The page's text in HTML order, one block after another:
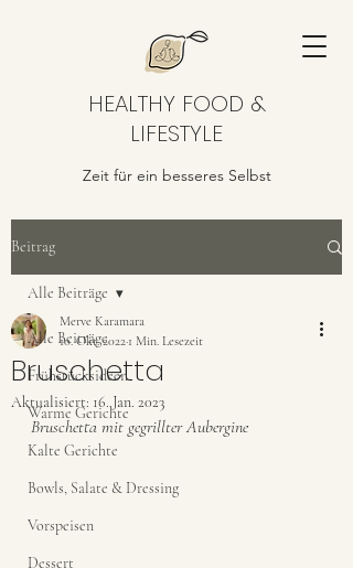
HEALTHY FOOD &
LIFESTYLE
Zeit für ein besseres Selbst
Beitrag
Alle Beiträge
Frühstücksideen
Warme Gerichte
Kalte Gerichte
Bowls, Salate & Dressing
Vorspeisen
Dessert
Alle Beiträge
Bruschetta
Merve Karamara
10. Okt. 2022 1 Min. Lesezeit
Aktualisiert: 16. Jan. 2023
Bruschetta mit gegrillter Aubergine